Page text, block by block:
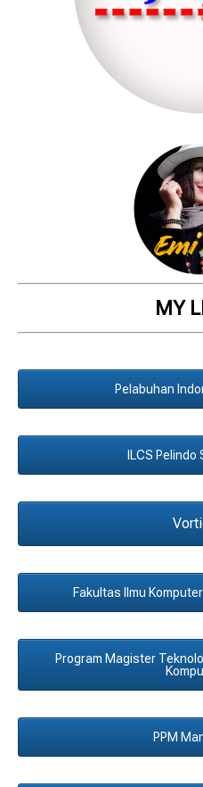
MY
Pelabuhan
ILCS Pelindo
Fakultas Ilmu
Program Magister
PPM